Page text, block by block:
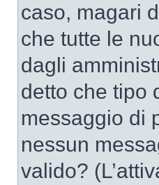
caso, magari
che tutte le
dagli
detto che tipo
messaggio di
nessun
valido?